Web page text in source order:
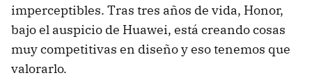
imperceptibles. Tras tres años de vida, Honor,
bajo el auspicio de Huawei, está creando cosas
muy competitivas en diseño y eso tenemos que
valorarlo.